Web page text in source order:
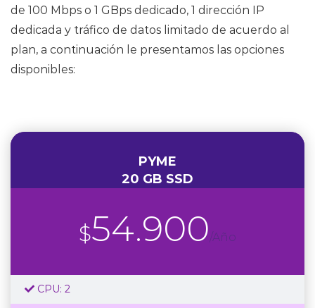
de 100 Mbps o 1 GBps dedicado, 1 dirección IP
dedicada y tráfico de datos limitado de acuerdo al
plan, a continuación le presentamos las opciones
disponibles:
PYME
20 GB SSD
$54.900/Año
CPU: 2